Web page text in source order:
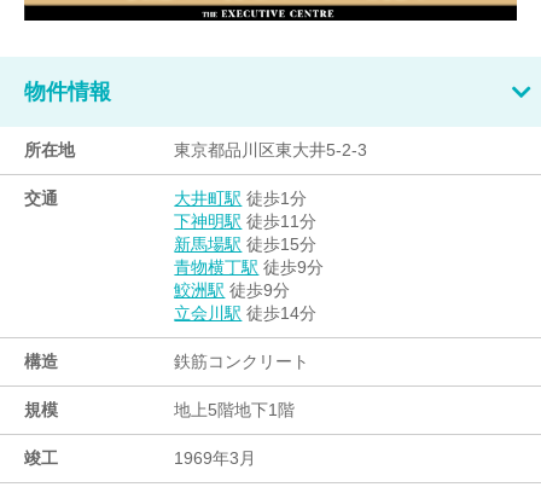
物件情報
所在地 東京都品川区東大井5-2-3
交通 大井町駅 徒歩1分
下神明駅 徒歩11分
新馬場駅 徒歩15分
青物横丁駅 徒歩9分
鮫洲駅 徒歩9分
立会川駅 徒歩14分
構造 鉄筋コンクリート
規模 地上5階地下1階
竣工 1969年3月